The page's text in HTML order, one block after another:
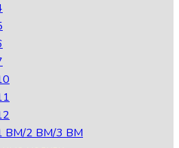
ВМ/2 ВМ/3 ВМ